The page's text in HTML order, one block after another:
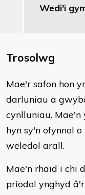
Wedi'i
Trosolwg
​Mae'r safon hon
darluniau a
cynlluniau.
hyn sy'n ofynnol
weledol arall.
Mae'n rhaid i chi
priodol ynghyd